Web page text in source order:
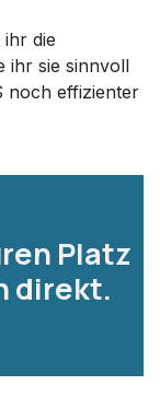
die
ihr sie sinnvoll
noch effizienter
Platz
direkt.